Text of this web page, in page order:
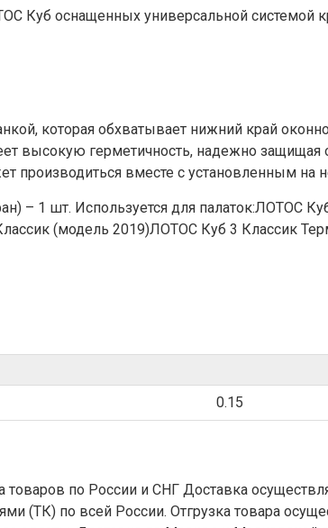
Куб оснащенных универсальной системой
которая обхватывает нижний край
высокую герметичность, надежно
производиться вместе с установленным на
– 1 шт. Используется для палаток:ЛОТОС
(модель 2019)ЛОТОС Куб 3 Классик
0.15
России и СНГ Доставка осуществляется транспортными
(ТК) по всей России. Отгрузка товара